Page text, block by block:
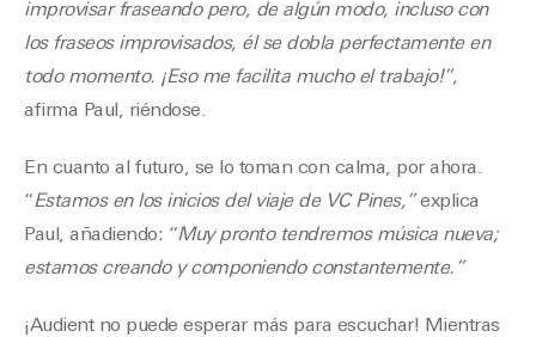
improvisar fraseando pero, de algún modo, incluso con
los fraseos improvisados, él se dobla perfectamente en
todo momento. ¡Eso me facilita mucho el trabajo!”,
afirma Paul, riéndose.
En cuanto al futuro, se lo toman con calma, por ahora.
“Estamos en los inicios del viaje de VC Pines,”explica
Paul, añadiendo: “Muy pronto tendremos música nueva;
estamos creando y componiendo constantemente.”
¡Audient no puede esperar más para escuchar! Mientras